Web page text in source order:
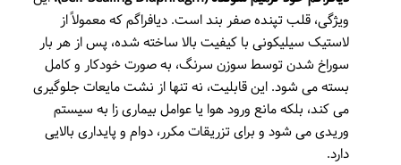
ویژگی، قلب تپنده صفر بند است. دیافراگم که معمولاً از
لاستیک سیلیکونی با کیفیت بالا ساخته شده، پس از هر بار
سوراخ شدن توسط سوزن سرنگ، به صورت خودکار و کامل
بسته می شود. این قابلیت، نه تنها از نشت مایعات جلوگیری
می کند، بلکه مانع ورود هوا یا عوامل بیماری زا به سیستم
وریدی می شود و برای تزریقات مکرر، دوام و پایداری بالایی
دارد.